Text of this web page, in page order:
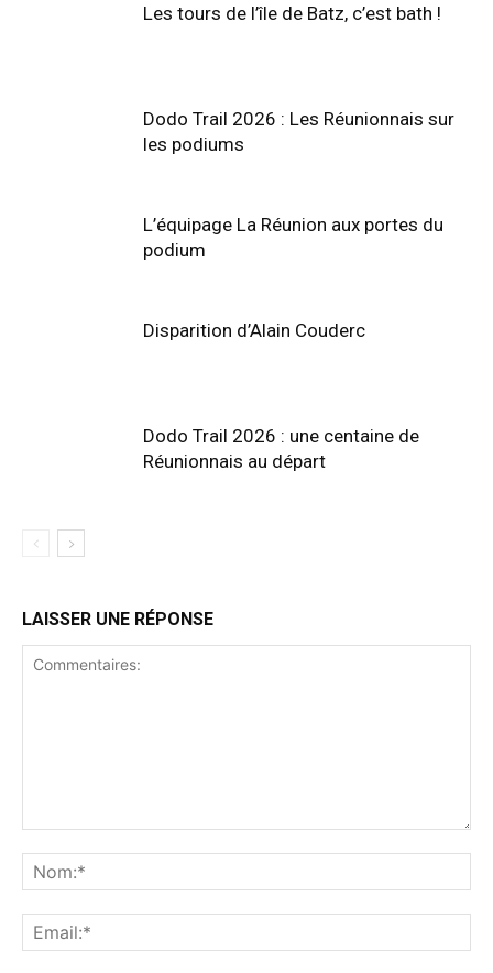
Les tours de l’île de Batz, c’est bath !
Dodo Trail 2026 : Les Réunionnais sur
les podiums
L’équipage La Réunion aux portes du
podium
Disparition d’Alain Couderc
Dodo Trail 2026 : une centaine de
Réunionnais au départ
LAISSER UNE RÉPONSE